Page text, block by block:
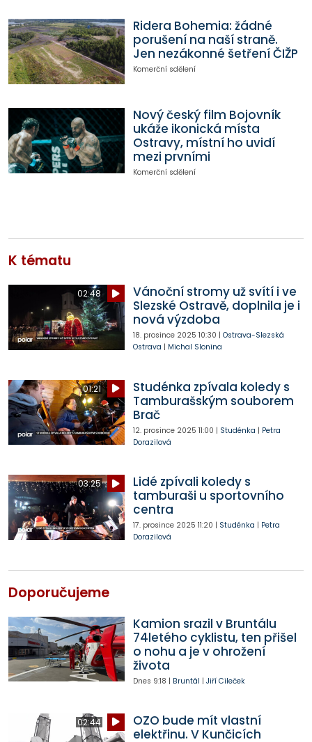
Ridera Bohemia: žádné
porušení na naší straně.
Jen nezákonné šetření ČIŽP
Komerční sdělení
Nový český film Bojovník
ukáže ikonická místa
Ostravy, místní ho uvidí
mezi prvními
Komerční sdělení
K tématu
02:48
Vánoční stromy už svítí i ve
Slezské Ostravě, doplnila je i
nová výzdoba
18. prosince 2025 10:30 | Ostrava-Slezská
Ostrava | Michal Slonina
01:21
Studénka zpívala koledy s
Tamburašským souborem
Brač
12. prosince 2025 11:00 | Studénka | Petra
Dorazilová
03:25
Lidé zpívali koledy s
tamburaši u sportovního
centra
17. prosince 2025 11:20 | Studénka | Petra
Dorazilová
Doporučujeme
Kamion srazil v Bruntálu
74letého cyklistu, ten přišel
o nohu a je v ohrožení
života
Dnes 9:18 | Bruntál | Jiří Cileček
02:44
OZO bude mít vlastní
elektřinu. V Kunčicích